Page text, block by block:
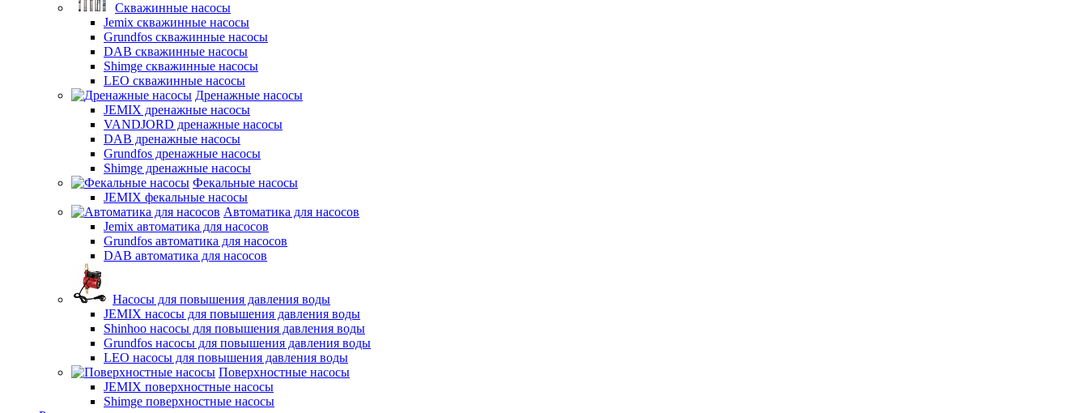
Скважинные насосы
Jemix cкважинные насосы
Grundfos скважинные насосы
DAB скважинные насосы
Shimge скважинные насосы
LEO скважинные насосы
Дренажные насосы
JEMIX дренажные насосы
VANDJORD дренажные насосы
DAB дренажные насосы
Grundfos дренажные насосы
Shimge дренажные насосы
Фекальные насосы
JEMIX фекальные насосы
Автоматика для насосов
Jemix автоматика для насосов
Grundfos автоматика для насосов
DAB автоматика для насосов
Насосы для повышения давления воды
JEMIX насосы для повышения давления воды
Shinhoo насосы для повышения давления воды
Grundfos насосы для повышения давления воды
LEO насосы для повышения давления воды
Поверхностные насосы
JEMIX поверхностные насосы
Shimge поверхностные насосы